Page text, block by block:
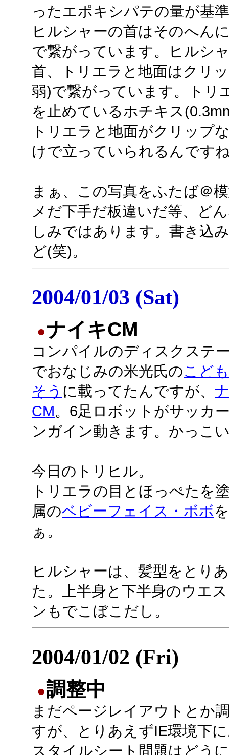
ったエポキシパテの量が基
ヒルシャーの首はそのへん
で繋がっています。ヒルシ
首、トリエラと地面はクリ
弱)で繋がっています。トリ
を止めているホチキス
トリエラと地面がクリップ
けで立っていられるんです
まぁ、この写真をふたば＠
メだ下手だ板違いだ等、ど
しみではあります。書き込
ど(笑)。
2004/01/03 (Sat)
●ナイキCM
コンパイルのディスクステ
でおなじみの米光氏のこど
そう に載ってたんですが、
CM。6足ロボットがサッカ
ンガイン動きます。かっこ
今日のトリヒル。
トリエラの目とほっぺたを
属のベビーフェイス・ボボ
ぁ。
ヒルシャーは、髪型をとり
た。上半身と下半身のウエ
ンもでこぼこだし。
2004/01/02 (Fri)
●調整中
まだページレイアウトとか
すが、とりあえずIE環境下
スタイルシート問題はどう